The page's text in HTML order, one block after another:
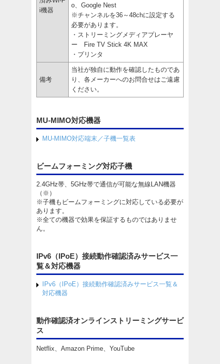
i機器
o、Google Nest
※チャンネルを36～48chに設定する
必要があります。
・ストリーミングメディアプレーヤ
ー Fire TV Stick 4K MAX
・プリンタ
備考
当社が独自に動作を確認したものであ
り、各メーカーへのお問合せはご遠慮
ください。
MU-MIMO対応機器
MU-MIMO対応端末／子機一覧表
ビームフォーミング対応子機
2.4GHz帯、5GHz帯で通信が可能な無線LAN機器
（※）
※子機もビームフォーミングに対応している必要が
あります。
※全ての機器で効果を保証するものではありませ
ん。
IPv6（IPoE）接続動作確認済みサービス一
覧＆対応機器
IPv6（IPoE）接続動作確認済みサービス一覧＆
対応機器
動作確認済オンラインストリーミングサービ
ス
Netflix、Amazon Prime、YouTube